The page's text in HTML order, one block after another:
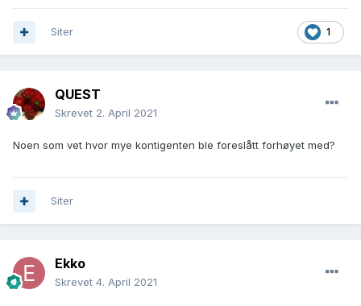
1
Siter
QUEST
Skrevet 2. April 2021
Noen som vet hvor mye kontigenten ble foreslått forhøyet med?
Siter
Ekko
Skrevet 4. April 2021